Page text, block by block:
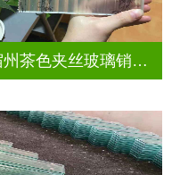
宿州茶色夹丝玻璃销售点